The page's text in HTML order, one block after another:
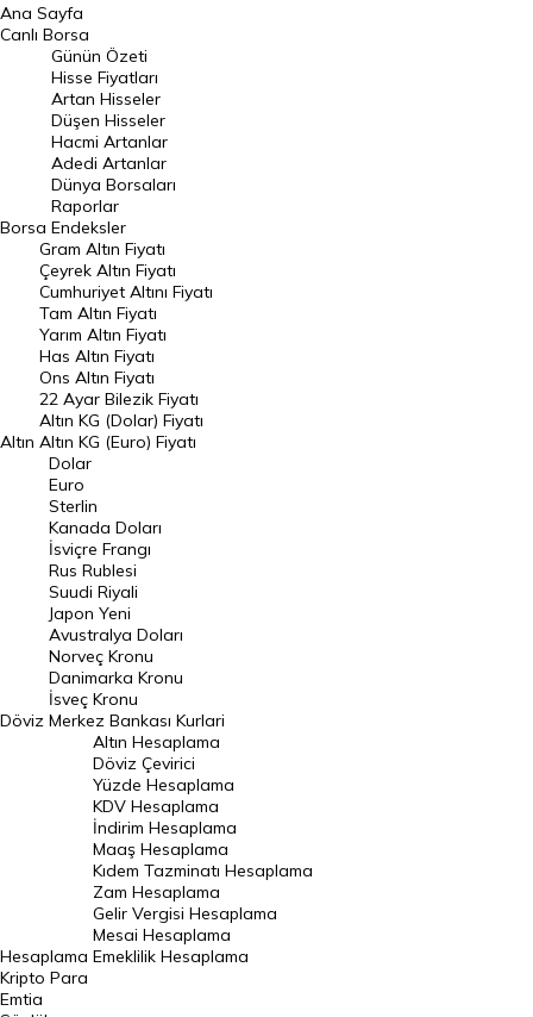
BIST 100 Hisseleri
En Çok Artan Hisseler
En Çok Düşen Hisseler
Hacmi Artanlar
Geçmiş Kapanışlar
Dünya Borsaları
Raporlar
Endeksler
DÖVİZ
Döviz Kuru
Dolar Kuru
Euro Kuru
Pound Kuru
Frank Kuru
Riyal Kuru
Avustralya Doları
Danimarka Kronu Kuru
Kanada Doları Kuru
Norveç Kronu Kuru
İsveç Kronu Kuru
Japon Yeni Kuru
Serbest Piyasa Döviz Kurları
Merkez Bankası Döviz Kurları
Altın Fiyatları
Gram Altın Fiyatı
Ana Sayfa
Canlı Borsa
Borsa
Günün Özeti
Hisse Fiyatları
Artan Hisseler
Düşen Hisseler
Hacmi Artanlar
Adedi Artanlar
Dünya Borsaları
Raporlar
Endeksler
Altın
Gram Altın Fiyatı
Çeyrek Altın Fiyatı
Cumhuriyet Altını Fiyatı
Tam Altın Fiyatı
Yarım Altın Fiyatı
Has Altın Fiyatı
Ons Altın Fiyatı
22 Ayar Bilezik Fiyatı
Altın KG (Dolar) Fiyatı
Altın KG (Euro) Fiyatı
Döviz
Dolar
Euro
Sterlin
Kanada Doları
İsviçre Frangı
Rus Rublesi
Suudi Riyali
Japon Yeni
Avustralya Doları
Norveç Kronu
Danimarka Kronu
İsveç Kronu
Merkez Bankası Kurlari
Hesaplama
Altın Hesaplama
Döviz Çevirici
Yüzde Hesaplama
KDV Hesaplama
İndirim Hesaplama
Maaş Hesaplama
Kıdem Tazminatı Hesaplama
Zam Hesaplama
Gelir Vergisi Hesaplama
Mesai Hesaplama
Emeklilik Hesaplama
Kripto Para
Emtia